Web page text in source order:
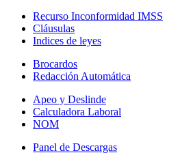
Recurso Inconformidad IMSS
Cláusulas
Indices de leyes
Brocardos
Redacción Automática
Apeo y Deslinde
Calculadora Laboral
NOM
Panel de Descargas